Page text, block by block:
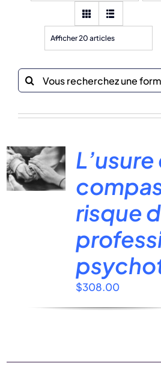
Afficher 20 articles
Recherche
sur
:
risque
$308.00